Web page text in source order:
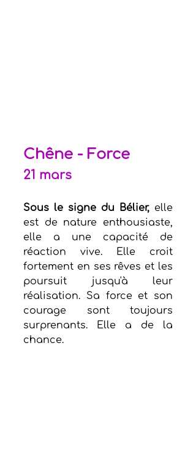
Chêne - Force
21 mars
Sous le signe du Bélier, elle
est de nature enthousiaste,
elle a une capacité de
réaction vive. Elle croit
fortement en ses rêves et les
poursuit jusqu'à leur
réalisation. Sa force et son
courage sont toujours
surprenants. Elle a de la
chance.